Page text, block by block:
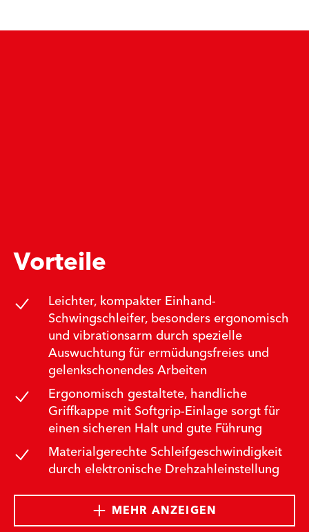
Vorteile
Leichter, kompakter Einhand-
Schwingschleifer, besonders ergonomisch
und vibrationsarm durch spezielle
Auswuchtung für ermüdungsfreies und
gelenkschonendes Arbeiten
Ergonomisch gestaltete, handliche
Griffkappe mit Softgrip-Einlage sorgt für
einen sicheren Halt und gute Führung
Materialgerechte Schleifgeschwindigkeit
durch elektronische Drehzahleinstellung
MEHR ANZEIGEN